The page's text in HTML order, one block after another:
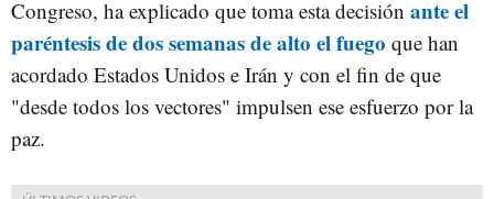
Congreso, ha explicado que toma esta decisión ante el
paréntesis de dos semanas de alto el fuego que han
acordado Estados Unidos e Irán y con el fin de que
"desde todos los vectores" impulsen ese esfuerzo por la
paz.